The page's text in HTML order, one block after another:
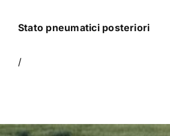
Stato pneumatici posteriori
/